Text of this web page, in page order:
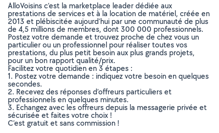
AlloVoisins c’est la marketplace leader dédiée aux
prestations de services et à la location de matériel, créée en
2013 et plébiscitée aujourd’hui par une communauté de plus
de 4,5 millions de membres, dont 300 000 professionnels.
Postez votre demande et trouvez proche de chez vous un
particulier ou un professionnel pour réaliser toutes vos
prestations, du plus petit besoin aux plus grands projets,
pour un bon rapport qualité/prix.
Facilitez votre quotidien en 3 étapes :
1. Postez votre demande : indiquez votre besoin en quelques
secondes.
2. Recevez des réponses d’offreurs particuliers et
professionnels en quelques minutes.
3. Echangez avec les offreurs depuis la messagerie privée et
sécurisée et faites votre choix !
C’est gratuit et sans commission !